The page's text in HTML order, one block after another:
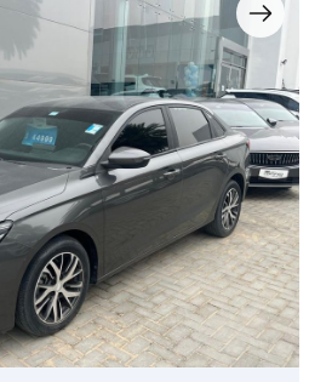
للبيع
جيلي
إمغراند
2024
بمحرك
سعة
1.5
لتر،
طراز
كومفورت
جي
إس،
يعمل
بالبنزين،
ناقل
حركة